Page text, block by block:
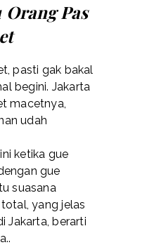
Pas
pasti gak bakal
begini. Jakarta
macetnya,
udah
ketika gue
gue
suasana
yang jelas
Jakarta, berarti